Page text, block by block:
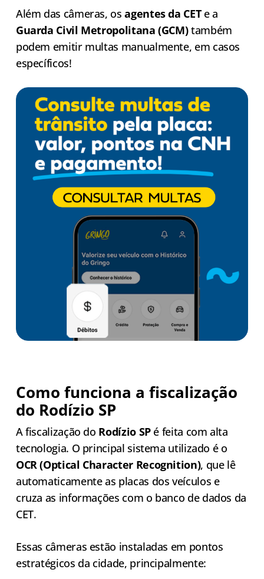
Além das câmeras, osagentes da CETe a
Guarda Civil Metropolitana (GCM)também
podem emitir multas manualmente, em casos
específicos!
Como funciona a fiscalização
do Rodízio SP
A fiscalização do Rodízio SPé feita com alta
tecnologia. O principal sistema utilizado é o
OCR (Optical Character Recognition), que lê
automaticamente as placas dos veículos e
cruza as informações com o banco de dados da
CET.
Essas câmeras estão instaladas em pontos
estratégicos da cidade, principalmente: